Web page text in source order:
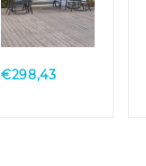
zwartQuick
View
€298,43